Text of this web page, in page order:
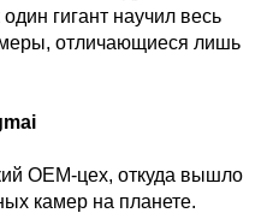
гигант научил весь
отличающиеся лишь
OEM-цех, откуда вышло
камер на планете.